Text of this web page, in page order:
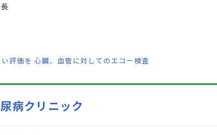
評価を 心臓、血管に対してのエコー検査
病クリニック